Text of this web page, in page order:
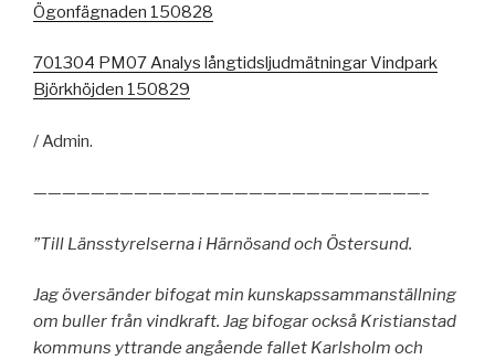
Ögonfägnaden 150828
701304 PM07 Analys långtidsljudmätningar Vindpark
Björkhöjden 150829
/ Admin.
———————————————————————————–
”Till Länsstyrelserna i Härnösand och Östersund.
Jag översänder bifogat min kunskapssammanställning
om buller från vindkraft. Jag bifogar också Kristianstad
kommuns yttrande angående fallet Karlsholm och